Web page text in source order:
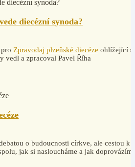
diecézní synoda?
Zpravodaj plzeňské diecéze ohlížející
vedl a zpracoval Pavel Říha
o budoucnosti církve, ale cestou k
jak si nasloucháme a jak